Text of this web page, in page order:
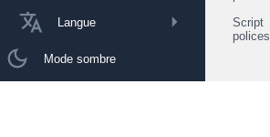
Langue
Mode sombre
Script
polices